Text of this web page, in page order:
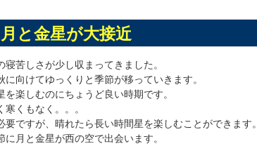
と金星が大接近
寝苦しさが少し収まってきました。
に向けてゆっくりと季節が移っていきます。
を楽しむのにちょうど良い時期です。
寒くもなく。。。
要ですが、晴れたら長い時間星を楽しむことができます。
に月と金星が西の空で出会います。